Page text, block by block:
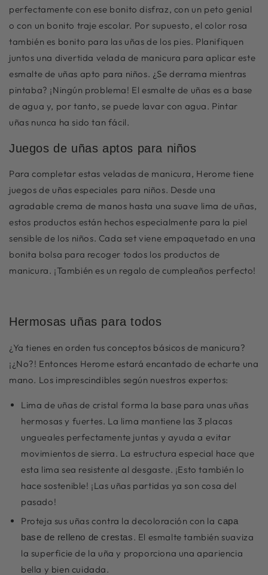
perfectamente con ese bonito disfraz, con un peto genial
o con un bonito traje escolar. Por supuesto, el color rosa
también es bonito para las uñas de los pies. Planifiquen
juntos una divertida velada de manicura para aplicar este
esmalte de uñas apto para niños. ¿Se derrama mientras
pintaba? ¡Ningún problema! El esmalte de uñas es a base
de agua y, por tanto, se puede lavar con agua. Pintar
uñas nunca ha sido tan fácil.
Juegos de uñas aptos para niños
Para completar estas veladas de manicura, Herome tiene
juegos de uñas especiales para niños. Desde una
agradable crema de manos hasta una suave lima de uñas,
estos productos están hechos especialmente para la piel
sensible de los niños. Cada set viene empaquetado en una
bonita bolsa para recoger todos los productos de
manicura. ¡También es un regalo de cumpleaños perfecto!
Hermosas uñas para todos
¿Ya tienes en orden tus conceptos básicos de manicura?
¡¿No?! Entonces Herome estará encantado de echarte una
mano. Los imprescindibles según nuestros expertos:
Lima de uñas de cristal forma la base para unas uñas
hermosas y fuertes. La lima mantiene las 3 placas
ungueales perfectamente juntas y ayuda a evitar
movimientos de sierra. La estructura especial hace que
esta lima sea resistente al desgaste. ¡Esto también lo
hace sostenible! ¡Las uñas partidas ya son cosa del
pasado!
Proteja sus uñas contra la decoloración con la capa
base de relleno de crestas . El esmalte también suaviza
la superficie de la uña y proporciona una apariencia
bella y bien cuidada.